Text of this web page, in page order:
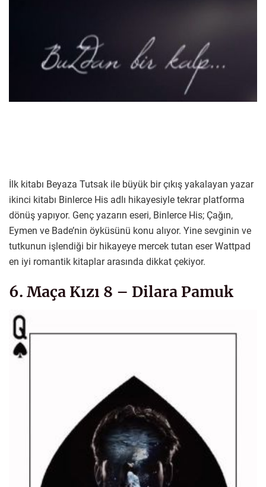
İlk kitabı Beyaza Tutsak ile büyük bir çıkış yakalayan yazar
ikinci kitabı Binlerce His adlı hikayesiyle tekrar platforma
dönüş yapıyor. Genç yazarın eseri, Binlerce His; Çağın,
Eymen ve Bade’nin öyküsünü konu alıyor. Yine sevginin ve
tutkunun işlendiği bir hikayeye mercek tutan eser Wattpad
en iyi romantik kitaplar arasında dikkat çekiyor.
6. Maça Kızı 8 – Dilara Pamuk